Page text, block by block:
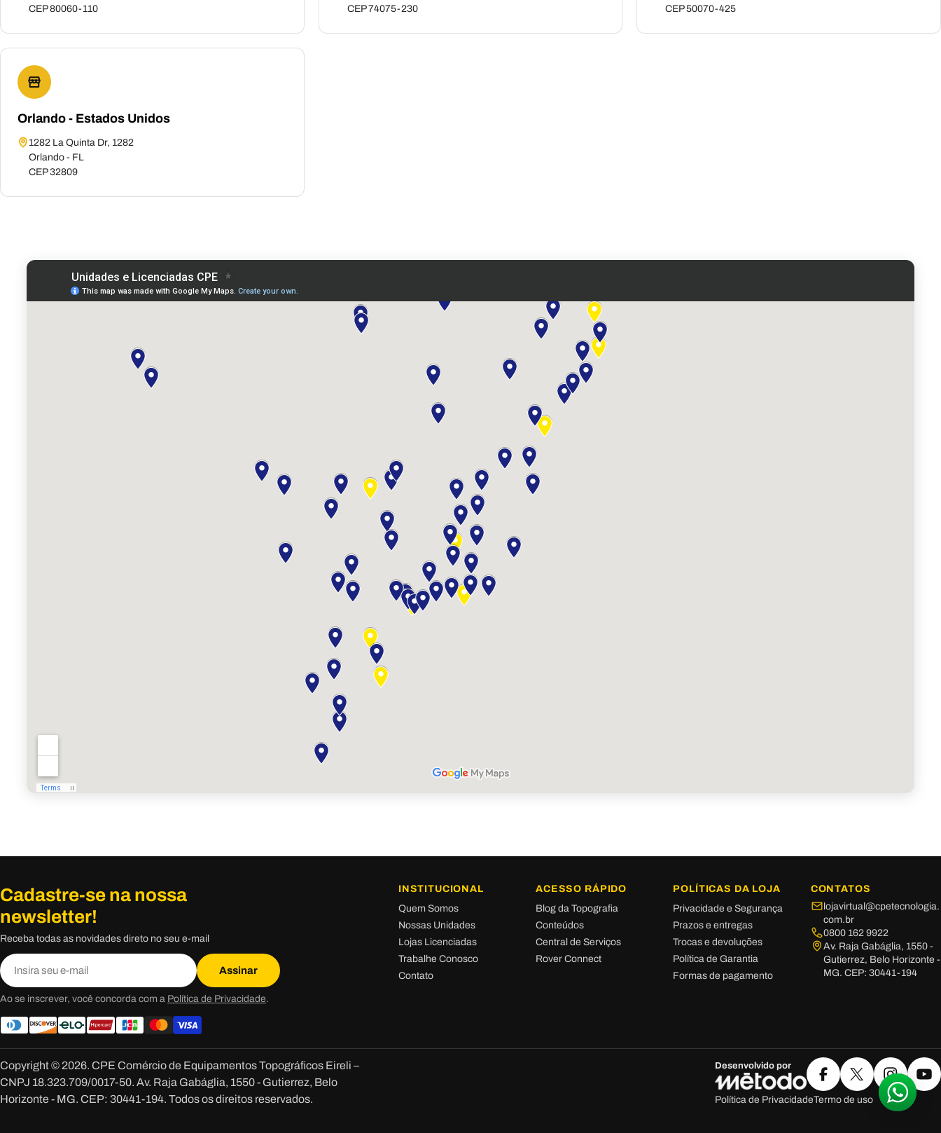
CEP 80060-110
CEP 74075-230
CEP 50070-425
Orlando - Estados Unidos
1282 La Quinta Dr, 1282
Orlando - FL
CEP 32809
Cadastre-se na nossa
newsletter!
Receba todas as novidades direto no seu e-mail
E-
mail
Assinar
Ao se inscrever, você concorda com a Política de Privacidade.
INSTITUCIONAL
Quem Somos
Nossas Unidades
Lojas Licenciadas
Trabalhe Conosco
Contato
ACESSO RÁPIDO
Blog da Topografia
Conteúdos
Central de Serviços
Rover Connect
POLÍTICAS DA LOJA
Privacidade e Segurança
Prazos e entregas
Trocas e devoluções
Política de Garantia
Formas de pagamento
CONTATOS
lojavirtual@cpetecnologia.
com.br
0800 162 9922
Av. Raja Gabáglia, 1550 -
Gutierrez, Belo Horizonte -
MG. CEP: 30441-194
Copyright © 2026. CPE Comércio de Equipamentos Topográficos Eireli –
CNPJ 18.323.709/0017-50. Av. Raja Gabáglia, 1550 - Gutierrez, Belo
Horizonte - MG. CEP: 30441-194. Todos os direitos reservados.
Desenvolvido por
FacebookX (Twitter)Instagram
Política de PrivacidadeTermo de uso